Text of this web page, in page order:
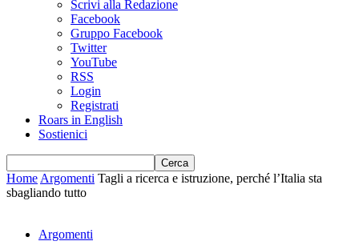
Scrivi alla Redazione
Facebook
Gruppo Facebook
Twitter
YouTube
RSS
Login
Registrati
Roars in English
Sostienici
Home Argomenti Tagli a ricerca e istruzione, perché l’Italia sta
sbagliando tutto
Argomenti